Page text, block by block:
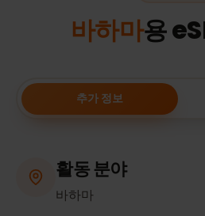
바하마용
추가 정보
활동 분야
바하마